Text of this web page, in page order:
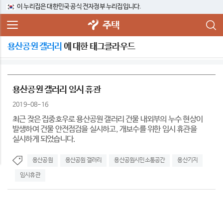
이 누리집은 대한민국 공식 전자정부 누리집입니다.
주택
용산공원 갤러리 에 대한 태그클라우드
용산공원 갤러리 임시 휴관
2019-08-16
최근 잦은 집중호우로 용산공원 갤러리 건물 내외부의 누수 현상이
발생하여 건물 안전점검을 실시하고, 개보수를 위한 임시 휴관을
실시하게 되었습니다.
용산공원 용산공원 갤러리 용산공원시민소통공간 용산기지
임시휴관